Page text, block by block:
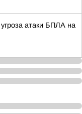
атаки БПЛА на